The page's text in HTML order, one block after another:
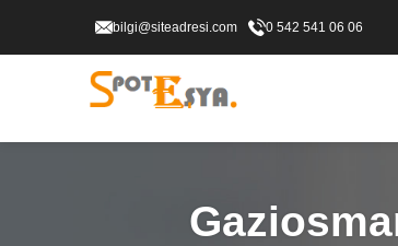
bilgi@siteadresi.com 0 542 541 06 06